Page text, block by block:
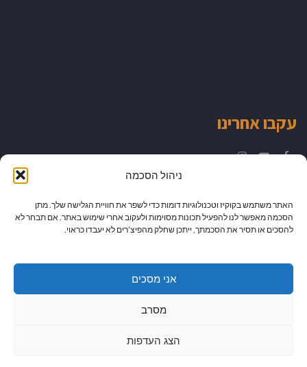
ניהול הסכמה
האתר משתמש בקוקיז וטכנולוגיות דומות כדי לשפר את חוויית הגלישה שלך. מתן
הסכמה מאפשר לנו להפעיל תכונות מסוימות ולעקוב אחרי שימוש באתר. אם תבחר לא
להסכים או תסיר את הסכמתך, ייתכן שחלק מהפיצ’רים לא יעבדו כראוי.
אני מסכים
מסרב
הצג העדפות
עקבו אחרינו